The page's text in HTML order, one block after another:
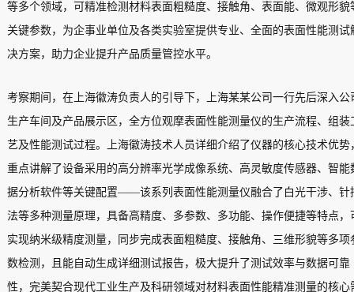
等多个领域，可精准检测材料表面粗糙度、接触角、表面能、微观形貌
关键参数，为企事业单位及各类实验室提供专业、全面的表面性能测试
决方案，助力企业提升产品质量管控水平。
考察期间，在上海徽涛负责人的引导下，上海某某公司一行先后深入公
生产车间及产品展示区，全方位观摩表面性能测量仪的生产流程、组装
艺及性能测试过程。上海徽涛技术人员详细介绍了仪器的核心技术优势
重点讲解了设备采用的高分辨率光学成像系统、高灵敏度传感器、智能
据分析软件等关键配置——该系列表面性能测量仪融合了白光干涉、针
法等多种测量原理，具备高精度、多参数、多功能、操作便捷等特点，
实现纳米级精度测量，同步完成表面粗糙度、接触角、三维形貌等多项
数检测，且能自动生成详细测试报告，极大提升了测试效率与数据可靠
性，完美契合现代工业生产及科研领域对材料表面性能精准测量的核心